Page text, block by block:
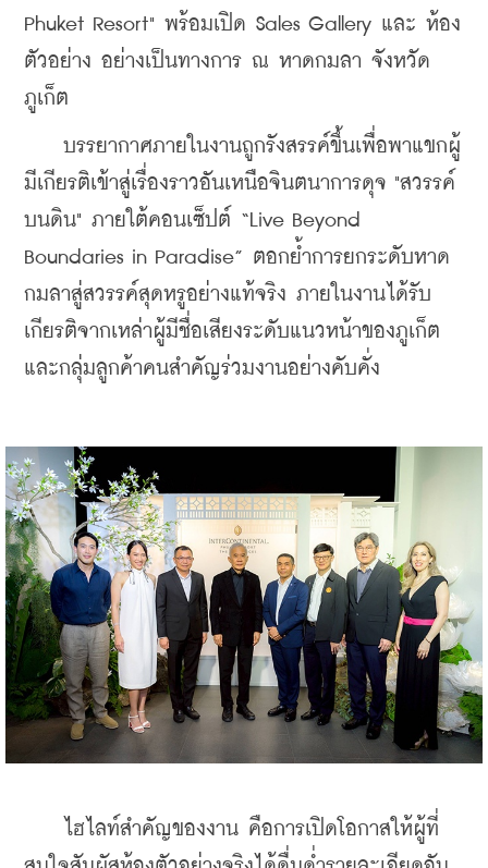
Phuket Resort" พร้อมเปิด Sales Gallery และ ห้อง
ตัวอย่าง อย่างเป็นทางการ ณ หาดกมลา จังหวัด
ภูเก็ต
บรรยากาศภายในงานถูกรังสรรค์ขึ้นเพื่อพาแขกผู้
มีเกียรติเข้าสู่เรื่องราวอันเหนือจินตนาการดุจ "สวรรค์
บนดิน" ภายใต้คอนเซ็ปต์ “Live Beyond
Boundaries in Paradise” ตอกย้ำการยกระดับหาด
กมลาสู่สวรรค์สุดหรูอย่างแท้จริง ภายในงานได้รับ
เกียรติจากเหล่าผู้มีชื่อเสียงระดับแนวหน้าของภูเก็ต
และกลุ่มลูกค้าคนสำคัญร่วมงานอย่างคับคั่ง
ไฮไลท์สำคัญของงาน คือการเปิดโอกาสให้ผู้ที่